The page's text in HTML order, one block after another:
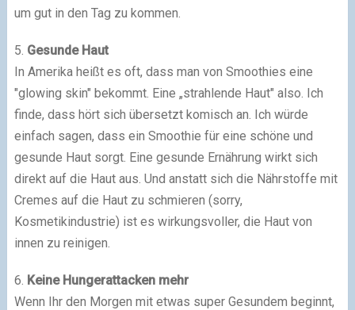
um gut in den Tag zu kommen.
5. Gesunde Haut
In Amerika heißt es oft, dass man von Smoothies eine
"glowing skin" bekommt. Eine „strahlende Haut" also. Ich
finde, dass hört sich übersetzt komisch an. Ich würde
einfach sagen, dass ein Smoothie für eine schöne und
gesunde Haut sorgt. Eine gesunde Ernährung wirkt sich
direkt auf die Haut aus. Und anstatt sich die Nährstoffe mit
Cremes auf die Haut zu schmieren (sorry,
Kosmetikindustrie) ist es wirkungsvoller, die Haut von
innen zu reinigen.
6. Keine Hungerattacken mehr
Wenn Ihr den Morgen mit etwas super Gesundem beginnt,